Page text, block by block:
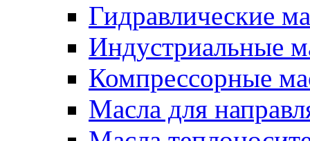
Гидравлические
Индустриальные
Компрессорные
Масла для